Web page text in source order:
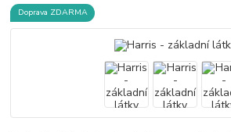
Doprava ZDARMA